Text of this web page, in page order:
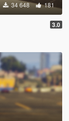
34 648 181
3.0